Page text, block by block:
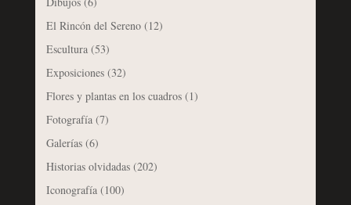
El Rincón del Sereno(12)
Escultura(53)
Exposiciones(32)
Flores y plantas en los cuadros(1)
Fotografía(7)
Galerías(6)
Historias olvidadas(202)
Iconografía(100)